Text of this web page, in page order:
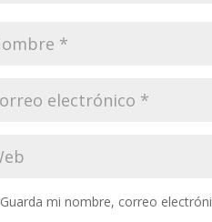
Guarda mi nombre, correo